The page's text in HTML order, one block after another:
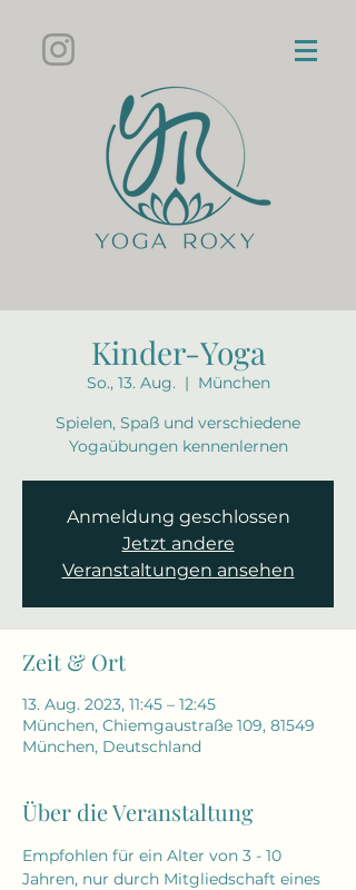
Kinder-Yoga
So., 13. Aug.
  |
München
Spielen, Spaß und verschiedene
Yogaübungen kennenlernen
Anmeldung geschlossen
Jetzt andere
Veranstaltungen ansehen
Zeit & Ort
13. Aug. 2023, 11:45 – 12:45
München, Chiemgaustraße 109, 81549
München, Deutschland
Über die Veranstaltung
Empfohlen für ein Alter von 3 - 10
Jahren, nur durch Mitgliedschaft eines